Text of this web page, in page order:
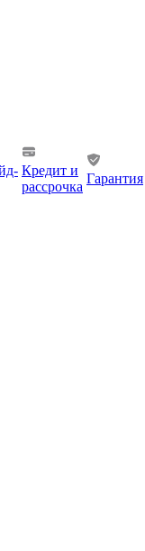
Кредит и
рассрочка
Гарантия